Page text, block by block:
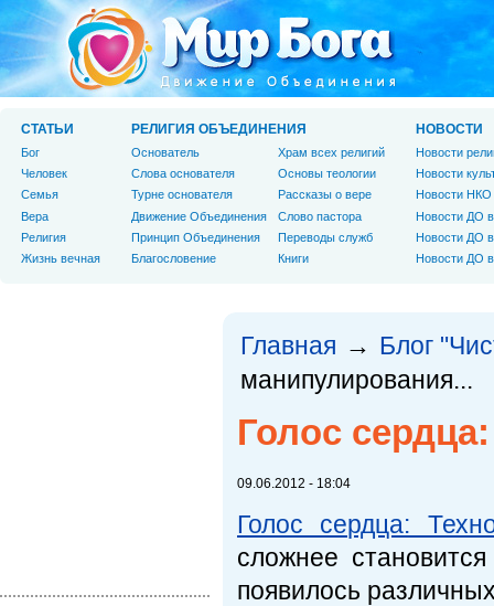
Главная → Блог
манипулирования...
Голос
09.06.2012 - 18:04
Голос сердца:
сложнее
появилось
СТАТЬИ
Бог
Человек
Cемья
Вера
Религия
Жизнь вечная
РЕЛИГИЯ ОБЪЕДИНЕНИЯ
Основатель
Слова основателя
Турне основателя
Движение Объединения
Принцип Объединения
Благословение
Храм всех религий
Основы теологии
Рассказы о вере
Слово пастора
Переводы служб
Книги
НОВОСТИ
Новости
Новости
Новости НКО
Новости ДО
Новости ДО
Новости ДО